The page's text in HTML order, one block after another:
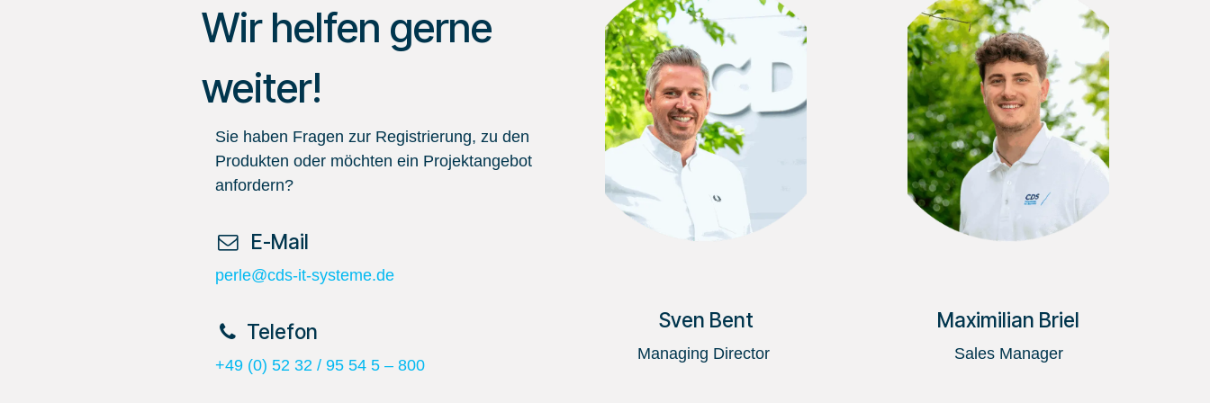
Wir helfen gerne
weiter!
Sie haben Fragen zur Registrierung, zu den
Produkten oder möchten ein Projektangebot
anfordern?
​ E-Mail
perle@cds-it-systeme.de
​Telefon
+49 (0) 52 32 / 95 54 5 – 800
Sven Bent
Managing Director
Maximilian Briel
Sales Manager